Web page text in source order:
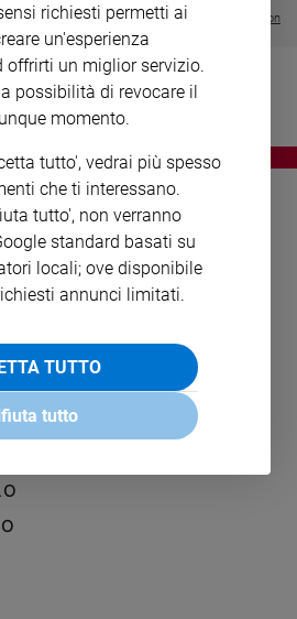
Visualizza tutte le collection
NOTE LEGALI
PRIVACY POLICY
WHISTLEBLOWING
SOCIAL
richiesti permetti ai
un'esperienza
offrirti un miglior servizio.
possibilità di revocare il
momento.
tutto', vedrai più spesso
che ti interessano.
tutto', non verranno
standard basati su
locali; ove disponibile
annunci limitati.
TUTTO
tutto